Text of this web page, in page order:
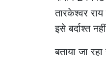
तारकेश्वर
इसे बर्दाश्त
बताया जा